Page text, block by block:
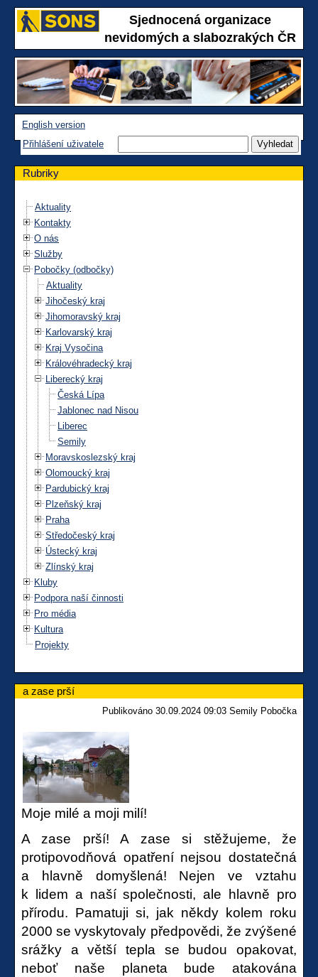
Sjednocená organizace
nevidomých a slabozrakých ČR
English version
Přihlášení uživatele
Rubriky
Aktuality
Kontakty
O nás
Služby
Pobočky (odbočky)
Aktuality
Jihočeský kraj
Jihomoravský kraj
Karlovarský kraj
Kraj Vysočina
Královéhradecký kraj
Liberecký kraj
Česká Lípa
Jablonec nad Nisou
Liberec
Semily
Moravskoslezský kraj
Olomoucký kraj
Pardubický kraj
Plzeňský kraj
Praha
Středočeský kraj
Ústecký kraj
Zlínský kraj
Kluby
Podpora naší činnosti
Pro média
Kultura
Projekty
a zase prší
Publikováno 30.09.2024 09:03 Semily Pobočka
Moje milé a moji milí!
A zase prší! A zase si stěžujeme, že
protipovodňová opatření nejsou dostatečná
a hlavně domyšlená! Nejen ve vztahu
k lidem a naší společnosti, ale hlavně pro
přírodu. Pamatuji si, jak někdy kolem roku
2000 se vyskytovaly předpovědi, že zvýšené
srážky a větší tepla se budou opakovat,
neboť naše planeta bude atakována